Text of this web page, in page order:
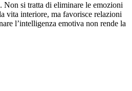
Non si tratta di eliminare le emozioni
vita interiore, ma favorisce relazioni
l’intelligenza emotiva non rende la